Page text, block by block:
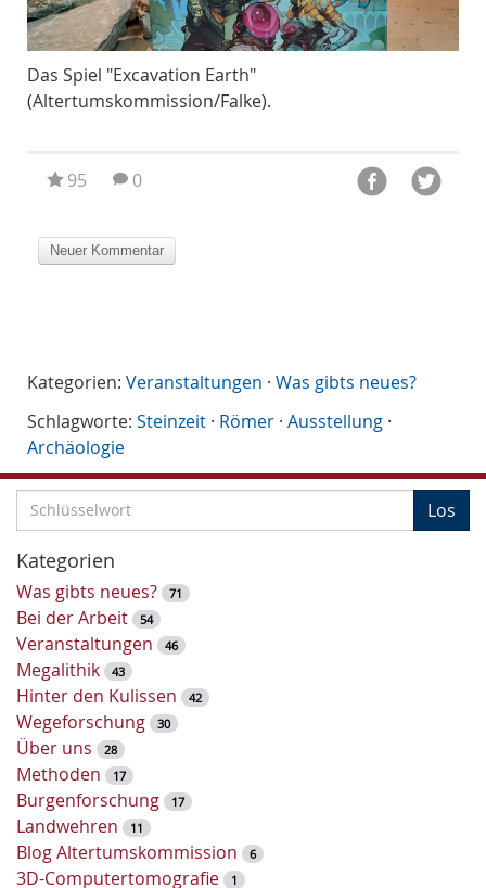
Das Spiel "Excavation Earth"
(Altertumskommission/Falke).
95 0
Kategorien: Veranstaltungen · Was gibts neues?
Schlagworte: Steinzeit · Römer · Ausstellung ·
Archäologie
c
h
l
ü
s
s
e
l
w
o
r
t
-
S
Los
Kategorien
Was gibts neues? 71
Bei der Arbeit 54
Veranstaltungen 46
Megalithik 43
Hinter den Kulissen 42
Wegeforschung 30
Über uns 28
Methoden 17
Burgenforschung 17
Landwehren 11
Blog Altertumskommission 6
3D-Computertomografie 1